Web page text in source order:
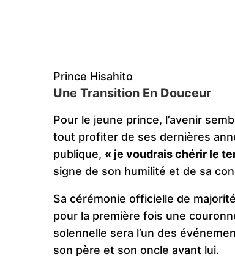
Prince Hisahito
Une Transition En Douceur
Pour le jeune prince, l’avenir
tout profiter de ses dernières
publique, « je voudrais chérir le
signe de son humilité et de sa
Sa cérémonie officielle de
pour la première fois une
solennelle sera l’un des
son père et son oncle avant lui​.